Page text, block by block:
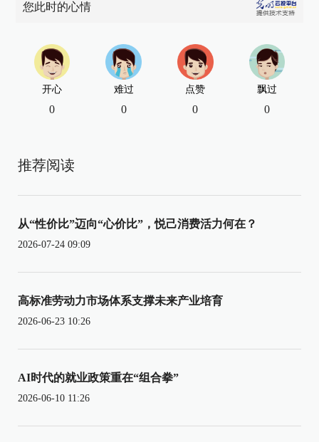
您此时的心情
开心
0
难过
0
点赞
0
飘过
0
推荐阅读
从“性价比”迈向“心价比”，悦己消费活力何在？
2026-07-24 09:09
高标准劳动力市场体系支撑未来产业培育
2026-06-23 10:26
AI时代的就业政策重在“组合拳”
2026-06-10 11:26